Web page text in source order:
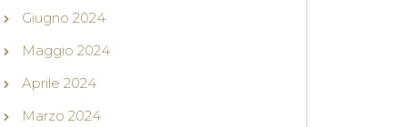
Giugno 2024
Maggio 2024
Aprile 2024
Marzo 2024